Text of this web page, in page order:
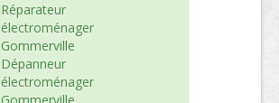
Réparateur
électroménager
Gommerville
Dépanneur
électroménager